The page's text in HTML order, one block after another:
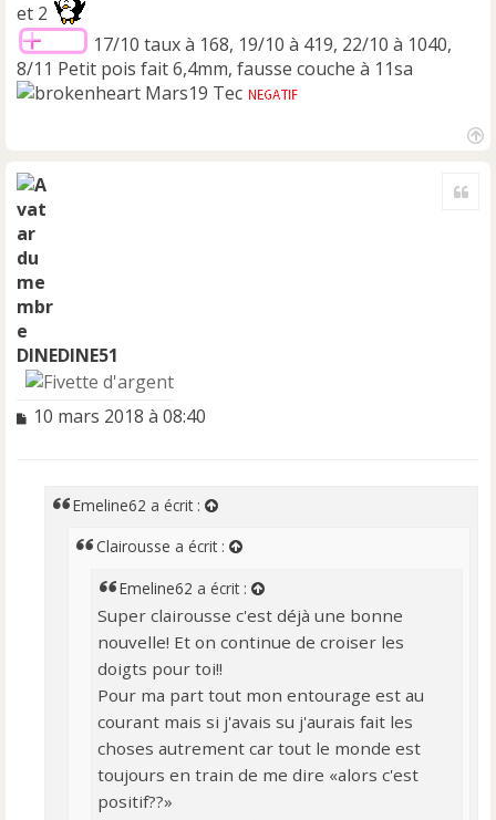
et 2
17/10 taux à 168, 19/10 à 419, 22/10 à 1040,
8/11 Petit pois fait 6,4mm, fausse couche à 11sa
Mars19 Tec
DINEDINE51
M
10 mars 2018 à 08:40
Emeline62 a écrit :
Clairousse a écrit :
Emeline62 a écrit :
Super clairousse c'est déjà une bonne
nouvelle! Et on continue de croiser les
doigts pour toi!!
Pour ma part tout mon entourage est au
courant mais si j'avais su j'aurais fait les
choses autrement car tout le monde est
toujours en train de me dire «alors c'est
positif??»